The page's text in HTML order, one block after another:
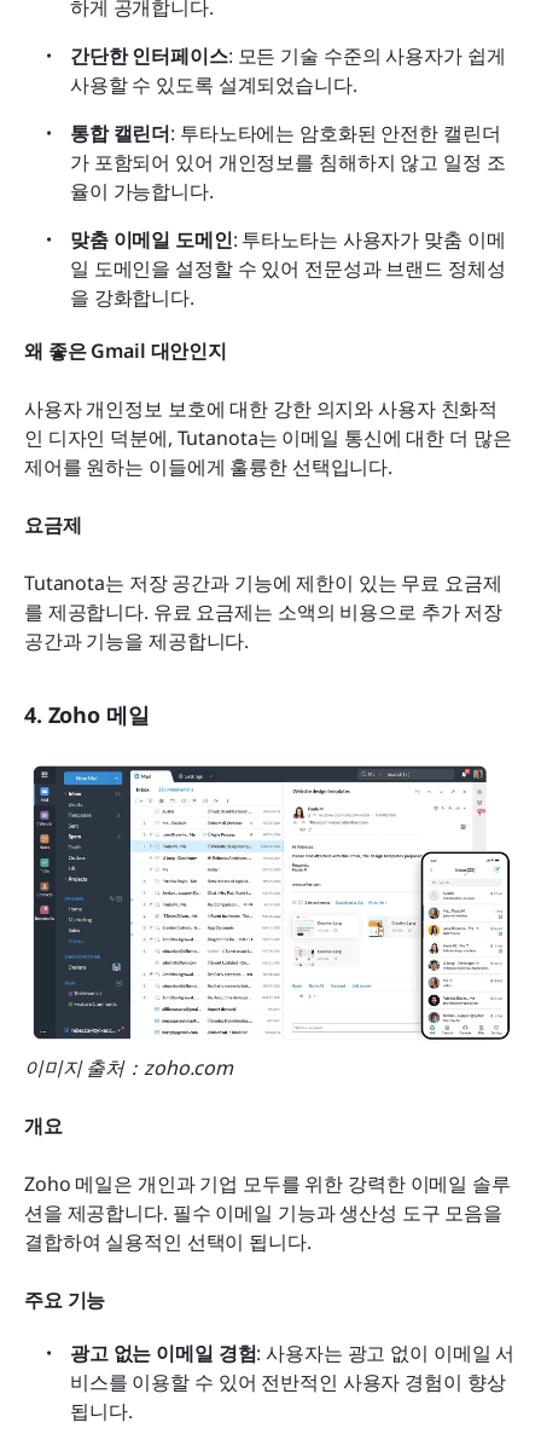
하게 공개합니다.
간단한 인터페이스: 모든 기술 수준의 사용자가 쉽게
사용할 수 있도록 설계되었습니다.
통합 캘린더: 투타노타에는 암호화된 안전한 캘린더
가 포함되어 있어 개인정보를 침해하지 않고 일정 조
율이 가능합니다.
맞춤 이메일 도메인: 투타노타는 사용자가 맞춤 이메
일 도메인을 설정할 수 있어 전문성과 브랜드 정체성
을 강화합니다.
왜 좋은 Gmail 대안인지
사용자 개인정보 보호에 대한 강한 의지와 사용자 친화적
인 디자인 덕분에, Tutanota는 이메일 통신에 대한 더 많은
제어를 원하는 이들에게 훌륭한 선택입니다.
요금제
Tutanota는 저장 공간과 기능에 제한이 있는 무료 요금제
를 제공합니다. 유료 요금제는 소액의 비용으로 추가 저장
공간과 기능을 제공합니다.
4. Zoho 메일
이미지 출처：zoho.com
개요
Zoho 메일은 개인과 기업 모두를 위한 강력한 이메일 솔루
션을 제공합니다. 필수 이메일 기능과 생산성 도구 모음을
결합하여 실용적인 선택이 됩니다.
주요 기능
광고 없는 이메일 경험: 사용자는 광고 없이 이메일 서
비스를 이용할 수 있어 전반적인 사용자 경험이 향상
됩니다.